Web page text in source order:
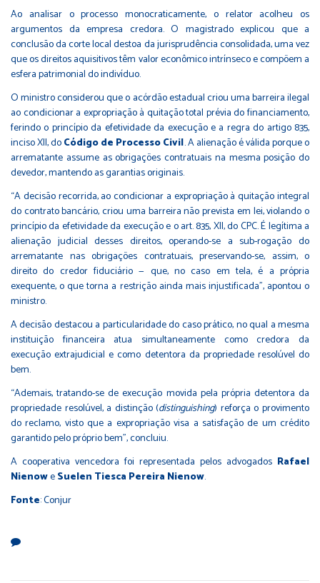
Ao analisar o processo monocraticamente, o relator acolheu os
argumentos da empresa credora. O magistrado explicou que a
conclusão da corte local destoa da jurisprudência consolidada, uma vez
que os direitos aquisitivos têm valor econômico intrínseco e compõem a
esfera patrimonial do indivíduo.
O ministro considerou que o acórdão estadual criou uma barreira ilegal
ao condicionar a expropriação à quitação total prévia do financiamento,
ferindo o princípio da efetividade da execução e a regra do artigo 835,
inciso XII, doCódigo de Processo Civil. A alienação é válida porque o
arrematante assume as obrigações contratuais na mesma posição do
devedor, mantendo as garantias originais.
“A decisão recorrida, ao condicionar a expropriação à quitação integral
do contrato bancário, criou uma barreira não prevista em lei, violando o
princípio da efetividade da execução e o art. 835, XII, do CPC. É legítima a
alienação judicial desses direitos, operando-se a sub-rogação do
arrematante nas obrigações contratuais, preservando-se, assim, o
direito do credor fiduciário — que, no caso em tela, é a própria
exequente, o que torna a restrição ainda mais injustificada”, apontou o
ministro.
A decisão destacou a particularidade do caso prático, no qual a mesma
instituição financeira atua simultaneamente como credora da
execução extrajudicial e como detentora da propriedade resolúvel do
bem.
“Ademais, tratando-se de execução movida pela própria detentora da
propriedade resolúvel, a distinção (distinguishing) reforça o provimento
do reclamo, visto que a expropriação visa a satisfação de um crédito
garantido pelo próprio bem”, concluiu.
A cooperativa vencedora foi representada pelos advogados Rafael
NienoweSuelen Tiesca Pereira Nienow.
Fonte: Conjur